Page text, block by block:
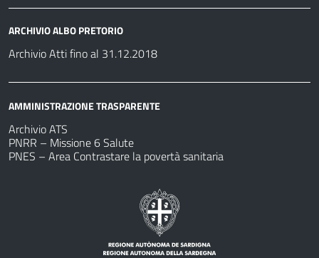
ARCHIVIO ALBO PRETORIO
Archivio Atti fino al 31.12.2018
AMMINISTRAZIONE TRASPARENTE
Archivio ATS
PNRR – Missione 6 Salute
PNES – Area Contrastare la povertà sanitaria